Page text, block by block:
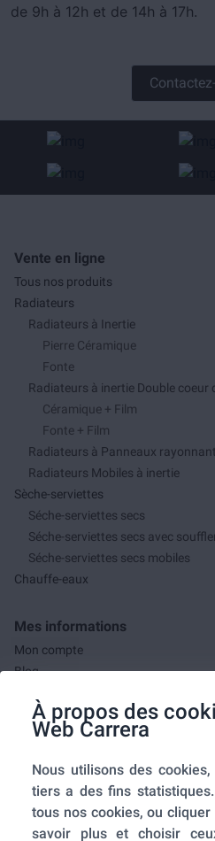
À propos des
Web Carrera
Nous utilisons des
tiers a des fins
tous nos cookies, ou
savoir plus et choisir
de 9h à 12h et de 14h à 17h.
Vente en ligne
Tous nos produits
Radiateurs
Radiateurs à Inertie
Pierre Céramique
Fonte
Radiateurs à inertie Double coeur
Céramique + Film
Fonte + Film
Radiateurs à Panneaux
Radiateurs Mobiles à inertie
Sèche-serviettes
Séche-serviettes secs
Séche-serviettes secs avec
Séche-serviettes secs mobiles
Chauffe-eaux
Mes informations
Mon compte
Blog
Mes commandes
A propos de nous
A propos
Mentions légales
Conditions générales de ventes